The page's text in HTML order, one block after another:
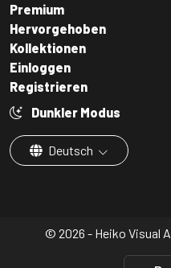
Premium
Hervorgehoben
Kollektionen
Einloggen
Registrieren
Dunkler Modus
Deutsch
© 2026 - Heiko Visual